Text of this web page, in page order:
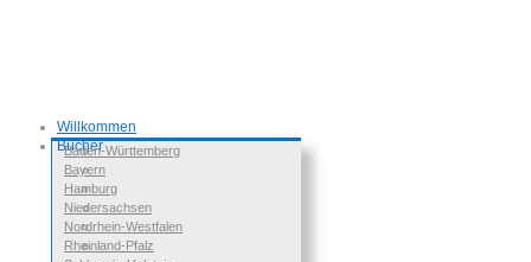
Willkommen
Bücher
Baden-Württemberg
Bayern
Hamburg
Niedersachsen
Nordrhein-Westfalen
Rheinland-Pfalz